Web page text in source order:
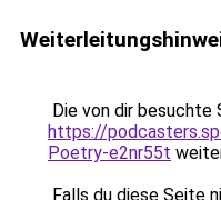
Die von dir besuchte
https://
Poetry-e2nr55t
Falls du diese Seite